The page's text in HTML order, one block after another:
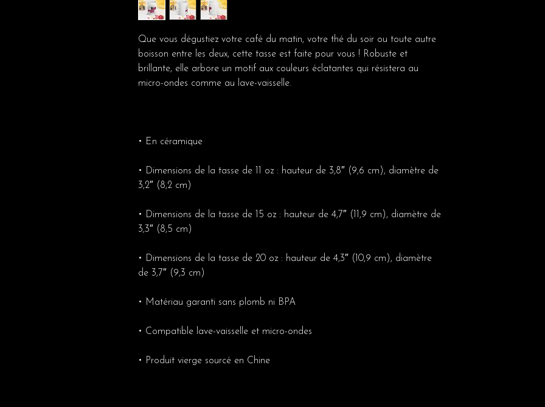
Que vous dégustiez votre café du matin, votre thé du soir ou toute autre
boisson entre les deux, cette tasse est faite pour vous ! Robuste et
brillante, elle arbore un motif aux couleurs éclatantes qui résistera au
micro-ondes comme au lave-vaisselle.
• En céramique
• Dimensions de la tasse de 11 oz : hauteur de 3,8″ (9,6 cm), diamètre de
3,2″ (8,2 cm)
• Dimensions de la tasse de 15 oz : hauteur de 4,7″ (11,9 cm), diamètre de
3,3″ (8,5 cm)
• Dimensions de la tasse de 20 oz : hauteur de 4,3″ (10,9 cm), diamètre
de 3,7″ (9,3 cm)
• Matériau garanti sans plomb ni BPA
• Compatible lave-vaisselle et micro-ondes
• Produit vierge sourcé en Chine